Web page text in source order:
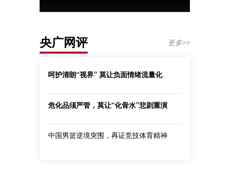
央广网评 更多>>
呵护清朗“视界” 莫让负面情绪流量化
危化品须严管，莫让“化骨水”悲剧重演
中国男篮逆境突围，再证竞技体育精神